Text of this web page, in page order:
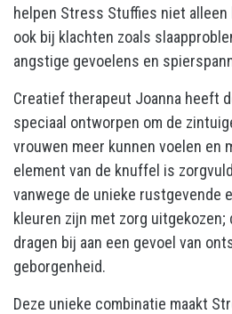
helpen Stress Stuffies niet
ook bij klachten zoals
angstige gevoelens en
Creatief therapeut Joanna heeft
speciaal ontworpen om de
vrouwen meer kunnen voelen en
element van de knuffel is
vanwege de unieke rustgevende
kleuren zijn met zorg uitgekozen;
dragen bij aan een gevoel van
geborgenheid.
Deze unieke combinatie maakt